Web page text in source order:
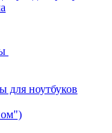
для ноутбуков